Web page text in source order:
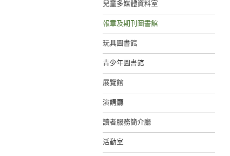
兒童多媒體資料室
報章及期刊圖書館
玩具圖書館
青少年圖書館
展覽館
演講廳
讀者服務簡介廳
活動室